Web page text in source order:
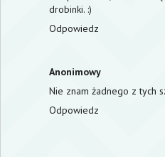
drobinki. :)
Odpowiedz
Anonimowy
Nie znam żadnego z tych
Odpowiedz